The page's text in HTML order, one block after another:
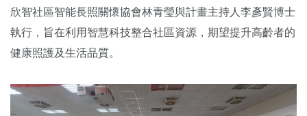
欣智社區智能長照關懷協會林青瑩與計畫主持人李彥賢博士
執行，旨在利用智慧科技整合社區資源，期望提升高齡者的
健康照護及生活品質。